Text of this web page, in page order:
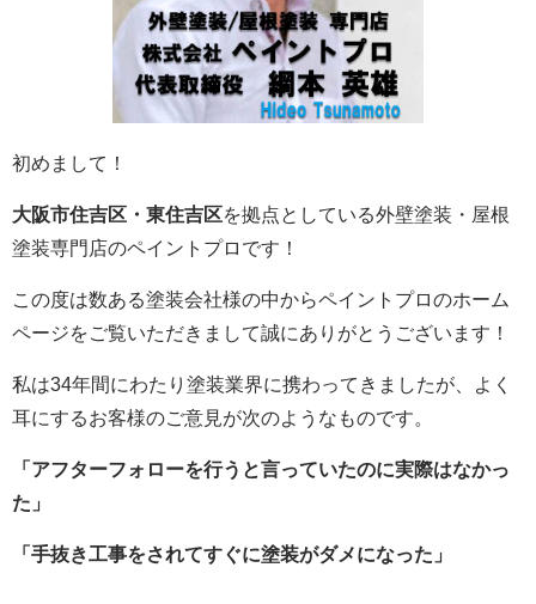
初めまして！
大阪市住吉区・東住吉区を拠点としている外壁塗装・屋根
塗装専門店のペイントプロです！
この度は数ある塗装会社様の中からペイントプロのホーム
ページをご覧いただきまして誠にありがとうございます！
私は34年間にわたり塗装業界に携わってきましたが、よく
耳にするお客様のご意見が次のようなものです。
「アフターフォローを行うと言っていたのに実際はなかっ
た」
「手抜き工事をされてすぐに塗装がダメになった」